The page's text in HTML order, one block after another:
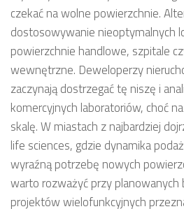
czekać na wolne powierzchnie.
dostosowywanie nieoptymalnych
powierzchnie handlowe, szpitale
wewnętrzne. Deweloperzy
zaczynają dostrzegać tę niszę i
komercyjnych laboratoriów, choć
skalę. W miastach z najbardziej
life sciences, gdzie dynamika
wyraźną potrzebę nowych
warto rozważyć przy
projektów wielofunkcyjnych